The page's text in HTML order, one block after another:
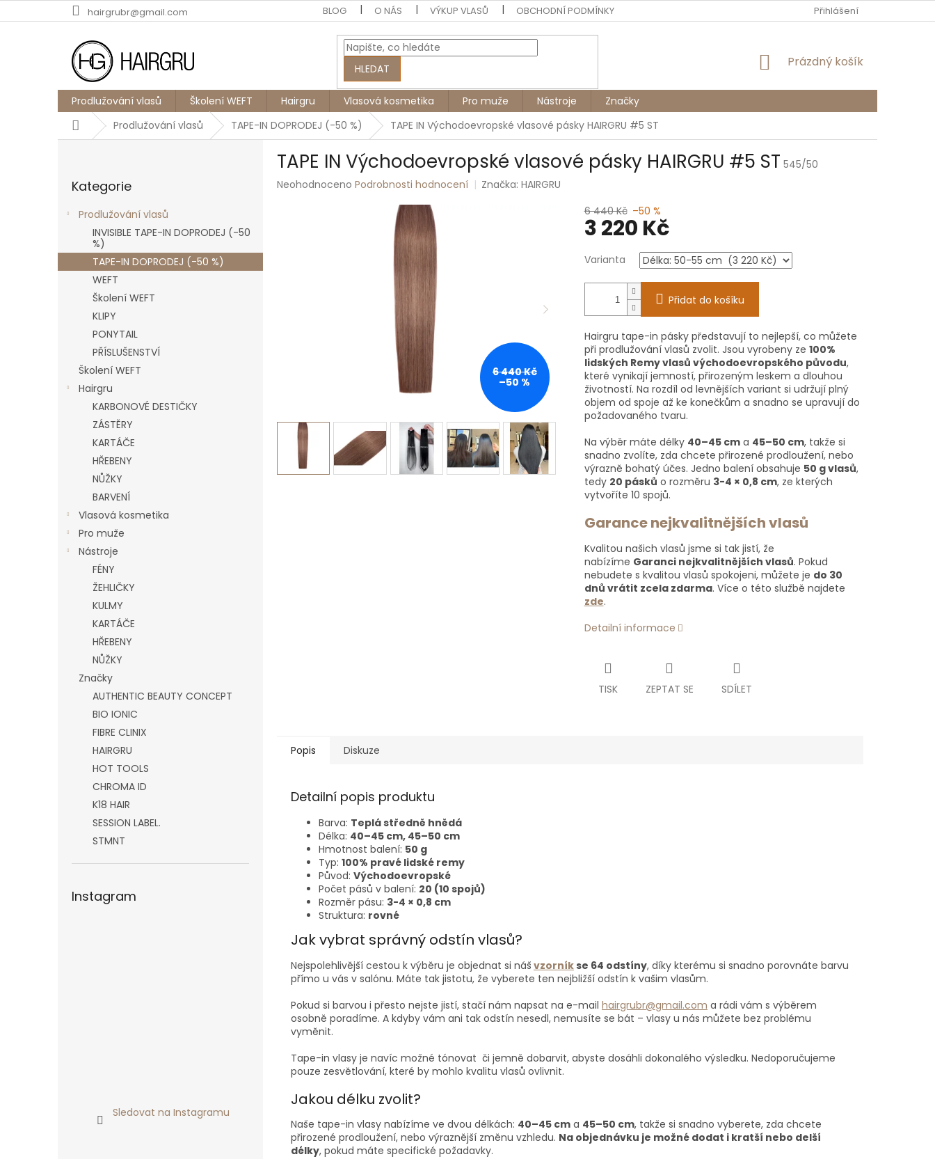
na
hairgrubr@gmail.com BLOG O NÁS VÝKUP VLASŮ OBCHODNÍ PODMÍNKY PODMÍNKY OCHRANY OSOBNÍCH ÚDAJŮPřihlášení
HLEDAT
NÁKUPNÍ
Prázdný košík
Prodlužování vlasů Školení WEFT Hairgru Vlasová kosmetika Pro muže Nástroje
Značky
DomůProdlužování vlasů TAPE-IN DOPRODEJ (-50 %) TAPE IN Východoevropské vlasové pásky HAIRGRU #5 ST
n
í
kategorie
Kategorie
Prodlužování vlasů
INVISIBLE TAPE-IN DOPRODEJ (-50
%)
TAPE-IN DOPRODEJ (-50 %)
WEFT
Školení WEFT
KLIPY
PONYTAIL
PŘÍSLUŠENSTVÍ
Školení WEFT
Hairgru
KARBONOVÉ DESTIČKY
ZÁSTĚRY
KARTÁČE
HŘEBENY
NŮŽKY
BARVENÍ
Vlasová kosmetika
Pro muže
Nástroje
FÉNY
ŽEHLIČKY
KULMY
KARTÁČE
HŘEBENY
NŮŽKY
Značky
AUTHENTIC BEAUTY CONCEPT
BIO IONIC
FIBRE CLINIX
HAIRGRU
HOT TOOLS
CHROMA ID
K18 HAIR
SESSION LABEL.
STMNT
Instagram
Sledovat na Instagramu
TAPE IN Východoevropské vlasové pásky HAIRGRU #5 ST 545/50
Průměrné
Neohodnoceno Podrobnosti hodnocení Značka:HAIRGRU
6 440 Kč
–50 %
6 440 Kč –50 %
3 220 Kč
cena:
Varianta
Přidat do košíku
Hairgru tape-in pásky představují to nejlepší, co můžete
při prodlužování vlasů zvolit. Jsou vyrobeny ze 100%
lidských Remy vlasů východoevropského původu,
které vynikají jemností, přirozeným leskem a dlouhou
životností. Na rozdíl od levnějších variant si udržují plný
objem od spoje až ke konečkům a snadno se upravují do
požadovaného tvaru.
Na výběr máte délky 40–45 cma 45–50 cm, takže si
snadno zvolíte, zda chcete přirozené prodloužení, nebo
výrazně bohatý účes. Jedno balení obsahuje 50 g vlasů,
tedy 20 pásků o rozměru 3-4 × 0,8 cm, ze kterých
vytvoříte 10 spojů.
Garance nejkvalitnějších vlasů
Kvalitou našich vlasů jsme si tak jistí, že
nabízíme Garanci nejkvalitnějších vlasů. Pokud
nebudete s kvalitou vlasů spokojeni, můžete je do 30
dnů vrátit zcela zdarma. Více o této službě najdete
zde.
Detailní informace
TISK ZEPTAT SE SDÍLET
Popis Diskuze
Detailní popis produktu
Barva: Teplá středně hnědá
Délka: 40–⁠⁠⁠⁠⁠⁠45 cm, 45–50 cm
Hmotnost balení: 50 g
Typ: 100% pravé lidské remy
Původ: Východoevropské
Počet pásů v balení: 20 (10 spojů)
Rozměr pásu: 3-4 × 0,8 cm
Struktura: rovné
Jak vybrat správný odstín vlasů?
Nejspolehlivější cestou k výběru je objednat si náš vzorníkse 64 odstíny, díky kterému si snadno porovnáte barvu
přímo u vás v salónu. Máte tak jistotu, že vyberete ten nejbližší odstín k vašim vlasům.
Pokud si barvou i přesto nejste jistí, stačí nám napsat na e-mail hairgrubr@gmail.com a rádi vám s výběrem
osobně poradíme. A kdyby vám ani tak odstín nesedl, nemusíte se bát – vlasy u nás můžete bez problému
vyměnit.
Tape-in vlasy je navíc možné tónovat či jemně dobarvit, abyste dosáhli dokonalého výsledku. Nedoporučujeme
pouze zesvětlování, které by mohlo kvalitu vlasů ovlivnit.
Jakou délku zvolit?
Naše tape-in vlasy nabízíme ve dvou délkách: 40–45 cm a 45–50 cm, takže si snadno vyberete, zda chcete
přirozené prodloužení, nebo výraznější změnu vzhledu. Na objednávku je možné dodat i kratší nebo delší
délky, pokud máte specifické požadavky.